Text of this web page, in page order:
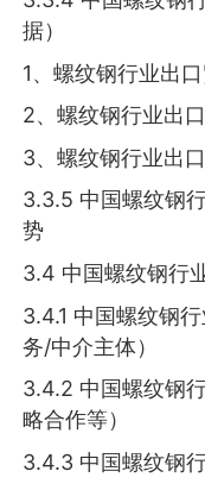
据）
1、螺纹钢行业出
2、螺纹钢行业出
3、螺纹钢行业出
3.3.5 中国螺纹钢
势
3.4 中国螺纹钢行
3.4.1 中国螺纹钢
务/中介主体）
3.4.2 中国螺纹钢
略合作等）
3.4.3 中国螺纹钢